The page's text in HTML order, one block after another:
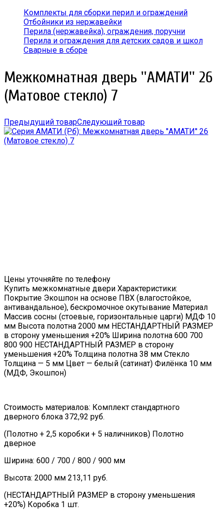
Комплекты для сборки перил и ограждений
Отбойники из нержавейки
Перила (нержавейка), ограждения, поручни
Перила и ограждения для детских садов и школ
Сварные в сборе
Межкомнатная дверь ''АМАТИ'' 26
(Матовое стекло) 7
Предыдущий товарСледующий товар
Цены уточняйте по телефону
Купить межкомнатные двери Характеристики:
Покрытие Экошпон на основе ПВХ (влагостойкое,
антивандальное), бескромочное окутывание Материал
Массив сосны (стоевые, горизонтальные царги) МДФ 10
мм Высота полотна 2000 мм НЕСТАНДАРТНЫЙ РАЗМЕР
в сторону уменьшения +20% Ширина полотна 600 700
800 900 НЕСТАНДАРТНЫЙ РАЗМЕР в сторону
уменьшения +20% Толщина полотна 38 мм Стекло
Толщина — 5 мм Цвет — белый (сатинат) Филёнка 10 мм
(МДФ, Экошпон)
Стоимость материалов: Комплект стандартного
дверного блока 372,92 руб.
(Полотно + 2,5 коробки + 5 наличников) Полотно
дверное
Ширина: 600 / 700 / 800 / 900 мм
Высота: 2000 мм 213,11 руб.
(НЕСТАНДАРТНЫЙ РАЗМЕР в сторону уменьшения
+20%) Коробка 1 шт.